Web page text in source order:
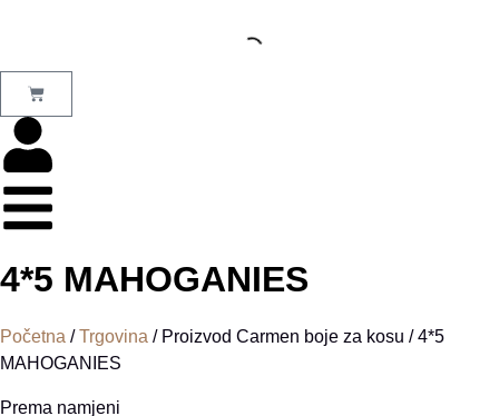
4*5 MAHOGANIES
Početna /Trgovina / Proizvod Carmen boje za kosu / 4*5
MAHOGANIES
Prema namjeni